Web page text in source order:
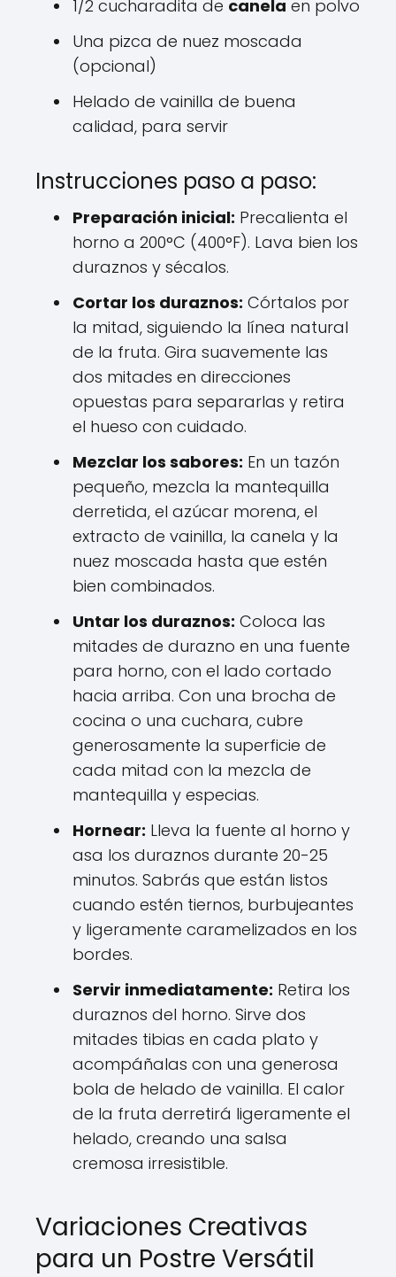
1/2 cucharadita de canela en polvo
Una pizca de nuez moscada
(opcional)
Helado de vainilla de buena
calidad, para servir
Instrucciones paso a paso:
Preparación inicial: Precalienta el
horno a 200°C (400°F). Lava bien los
duraznos y sécalos.
Cortar los duraznos: Córtalos por
la mitad, siguiendo la línea natural
de la fruta. Gira suavemente las
dos mitades en direcciones
opuestas para separarlas y retira
el hueso con cuidado.
Mezclar los sabores: En un tazón
pequeño, mezcla la mantequilla
derretida, el azúcar morena, el
extracto de vainilla, la canela y la
nuez moscada hasta que estén
bien combinados.
Untar los duraznos: Coloca las
mitades de durazno en una fuente
para horno, con el lado cortado
hacia arriba. Con una brocha de
cocina o una cuchara, cubre
generosamente la superficie de
cada mitad con la mezcla de
mantequilla y especias.
Hornear: Lleva la fuente al horno y
asa los duraznos durante 20-25
minutos. Sabrás que están listos
cuando estén tiernos, burbujeantes
y ligeramente caramelizados en los
bordes.
Servir inmediatamente: Retira los
duraznos del horno. Sirve dos
mitades tibias en cada plato y
acompáñalas con una generosa
bola de helado de vainilla. El calor
de la fruta derretirá ligeramente el
helado, creando una salsa
cremosa irresistible.
Variaciones Creativas
para un Postre Versátil